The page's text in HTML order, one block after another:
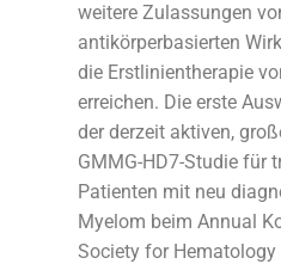
weitere Zulassungen
antikörperbasierten
die Erstlinientherapie
erreichen. Die erste
der derzeit aktiven,
GMMG-HD7-Studie für
Patienten mit neu
Myelom beim Annual
Society for Hematology